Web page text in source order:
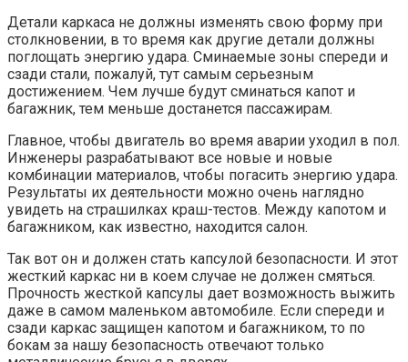
Детали каркаса не должны изменять свою форму при
столкновении, в то время как другие детали должны
поглощать энергию удара. Сминаемые зоны спереди и
сзади стали, пожалуй, тут самым серьезным
достижением. Чем лучше будут сминаться капот и
багажник, тем меньше достанется пассажирам.
Главное, чтобы двигатель во время аварии уходил в пол.
Инженеры разрабатывают все новые и новые
комбинации материалов, чтобы погасить энергию удара.
Результаты их деятельности можно очень наглядно
увидеть на страшилках краш-тестов. Между капотом и
багажником, как известно, находится салон.
Так вот он и должен стать капсулой безопасности. И этот
жесткий каркас ни в коем случае не должен смяться.
Прочность жесткой капсулы дает возможность выжить
даже в самом маленьком автомобиле. Если спереди и
сзади каркас защищен капотом и багажником, то по
бокам за нашу безопасность отвечают только